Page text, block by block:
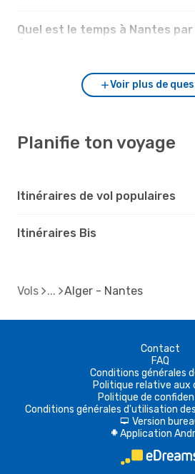
Quel est le temps à Nantes
Voir plus de
Planifie ton voyage
Itinéraires de vol populaires
Itinéraires Bis
Vols Alger - Nantes
Contact
FAQ
Conditions générales
Politique relative aux
Politique de
Conditions générales d'utilisation
d Version
A Application